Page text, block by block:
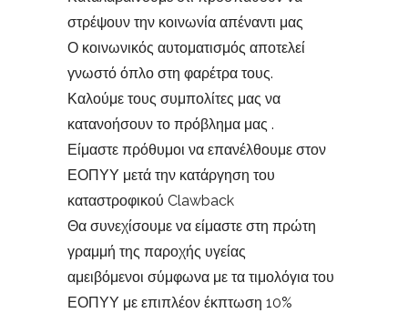
στρέψουν την κοινωνία απέναντι μας
Ο κοινωνικός αυτοματισμός αποτελεί
γνωστό όπλο στη φαρέτρα τους.
Καλούμε τους συμπολίτες μας να
κατανοήσουν το πρόβλημα μας .
Είμαστε πρόθυμοι να επανέλθουμε στον
ΕΟΠΥΥ μετά την κατάργηση του
καταστροφικού Clawback
Θα συνεχίσουμε να είμαστε στη πρώτη
γραμμή της παροχής υγείας
αμειβόμενοι σύμφωνα με τα τιμολόγια του
ΕΟΠΥΥ με επιπλέον έκπτωση 10%